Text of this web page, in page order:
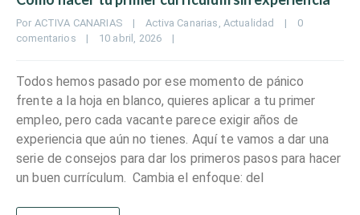
Por ACTIVA CANARIAS | Activa Canarias , Actualidad |
0
comentarios
| 10 abril, 2026 |
Todos hemos pasado por ese momento de pánico
frente a la hoja en blanco, quieres aplicar a tu primer
empleo, pero cada vacante parece exigir años de
experiencia que aún no tienes. Aquí te vamos a dar una
serie de consejos para dar los primeros pasos para hacer
un buen currículum. Cambia el enfoque: del